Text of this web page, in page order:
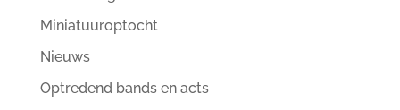
Miniatuuroptocht
Nieuws
Optredend bands en acts